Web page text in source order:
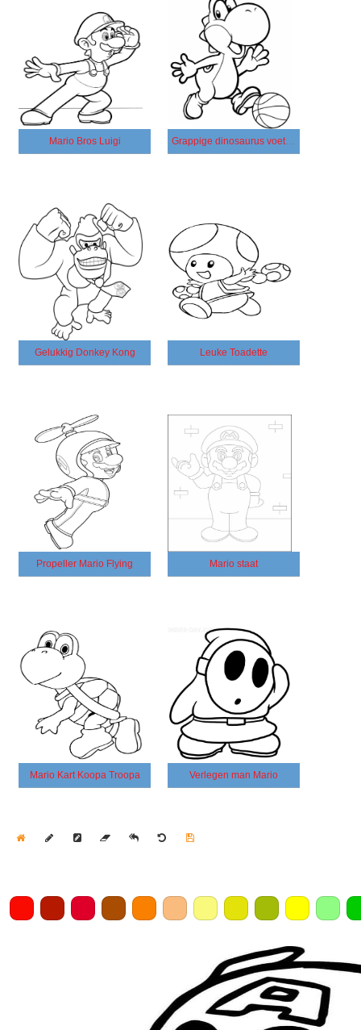
Mario Bros Luigi Grappige dinosaurus voetballen
Gelukkig Donkey Kong Leuke Toadette
Propeller Mario Flying Mario staat
Mario Kart Koopa Troopa Verlegen man Mario